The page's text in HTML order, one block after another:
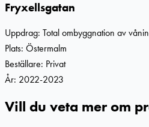
Fryxellsgatan
Uppdrag: Total ombyggnation av
Plats: Östermalm
Beställare: Privat
År: 2022-2023
Vill du veta mer om